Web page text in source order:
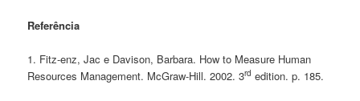
Referência
1. Fitz-enz, Jac e Davison, Barbara. How to Measure Human
Resources Management. McGraw-Hill. 2002. 3rd edition. p. 185.